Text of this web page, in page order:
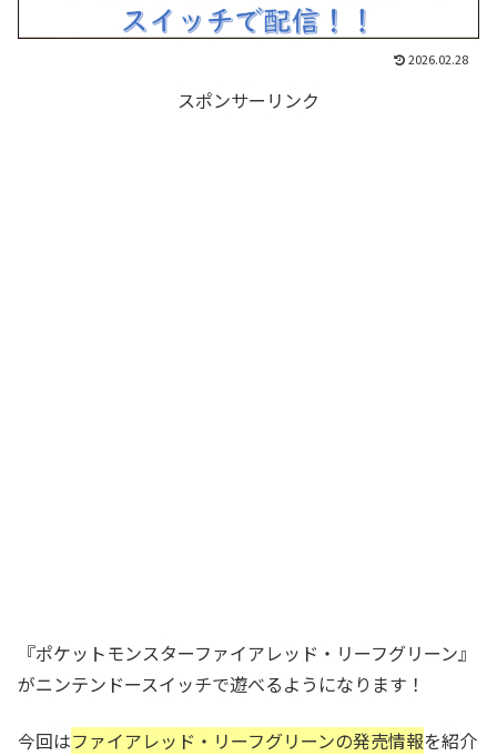
2026.02.28
スポンサーリンク
『ポケットモンスターファイアレッド・リーフグリーン』
がニンテンドースイッチで遊べるようになります！
今回はファイアレッド・リーフグリーンの発売情報を紹介